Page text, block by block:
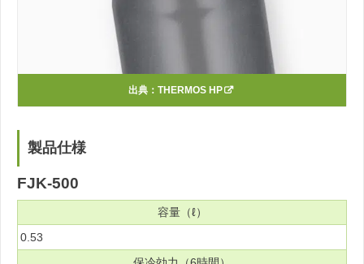
出典： THERMOS HP
製品仕様
FJK-500
容量（ℓ）
0.53